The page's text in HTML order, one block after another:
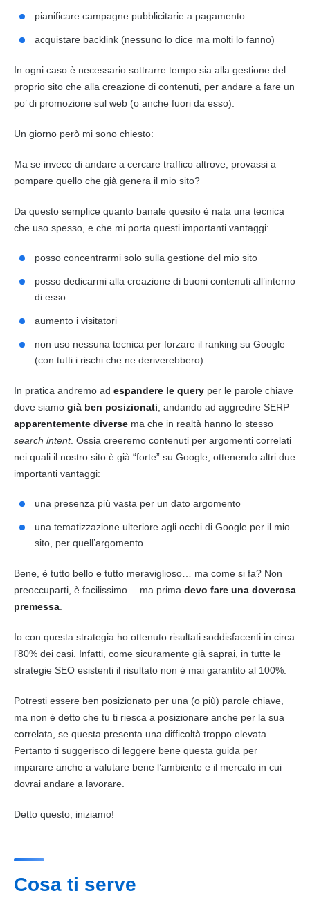
pianificare campagne pubblicitarie a pagamento
acquistare backlink (nessuno lo dice ma molti lo fanno)
In ogni caso è necessario sottrarre tempo sia alla gestione del
proprio sito che alla creazione di contenuti, per andare a fare un
po’ di promozione sul web (o anche fuori da esso).
Un giorno però mi sono chiesto:
Ma se invece di andare a cercare traffico altrove, provassi a
pompare quello che già genera il mio sito?
Da questo semplice quanto banale quesito è nata una tecnica
che uso spesso, e che mi porta questi importanti vantaggi:
posso concentrarmi solo sulla gestione del mio sito
posso dedicarmi alla creazione di buoni contenuti all’interno
di esso
aumento i visitatori
non uso nessuna tecnica per forzare il ranking su Google
(con tutti i rischi che ne deriverebbero)
In pratica andremo ad espandere le query per le parole chiave
dove siamo già ben posizionati , andando ad aggredire SERP
apparentemente diverse ma che in realtà hanno lo stesso
search intent. Ossia creeremo contenuti per argomenti correlati
nei quali il nostro sito è già “forte” su Google, ottenendo altri due
importanti vantaggi:
una presenza più vasta per un dato argomento
una tematizzazione ulteriore agli occhi di Google per il mio
sito, per quell’argomento
Bene, è tutto bello e tutto meraviglioso… ma come si fa? Non
preoccuparti, è facilissimo… ma prima devo fare una doverosa
premessa
Io con questa strategia ho ottenuto risultati soddisfacenti in circa
l’80% dei casi. Infatti, come sicuramente già saprai, in tutte le
strategie SEO esistenti il risultato non è mai garantito al 100%.
Potresti essere ben posizionato per una (o più) parole chiave,
ma non è detto che tu ti riesca a posizionare anche per la sua
correlata, se questa presenta una difficoltà troppo elevata.
Pertanto ti suggerisco di leggere bene questa guida per
imparare anche a valutare bene l’ambiente e il mercato in cui
dovrai andare a lavorare.
Detto questo, iniziamo!
Cosa ti serve